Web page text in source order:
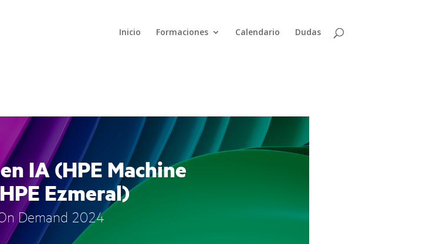
Inicio Formaciones Calendario Dudas
IA (HPE Machine
Ezmeral)
Demand 2024